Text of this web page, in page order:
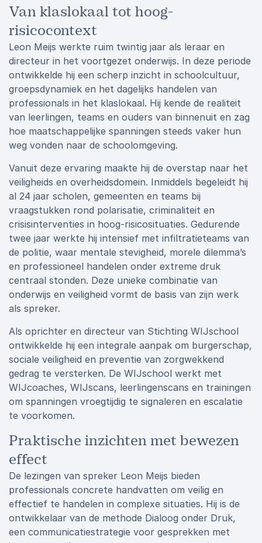
Van klaslokaal tot hoog-
risicocontext
Leon Meijs werkte ruim twintig jaar als leraar en
directeur in het voortgezet onderwijs. In deze periode
ontwikkelde hij een scherp inzicht in schoolcultuur,
groepsdynamiek en het dagelijks handelen van
professionals in het klaslokaal. Hij kende de realiteit
van leerlingen, teams en ouders van binnenuit en zag
hoe maatschappelijke spanningen steeds vaker hun
weg vonden naar de schoolomgeving.
Vanuit deze ervaring maakte hij de overstap naar het
veiligheids en overheidsdomein. Inmiddels begeleidt hij
al 24 jaar scholen, gemeenten en teams bij
vraagstukken rond polarisatie, criminaliteit en
crisisinterventies in hoog-risicosituaties. Gedurende
twee jaar werkte hij intensief met infiltratieteams van
de politie, waar mentale stevigheid, morele dilemma’s
en professioneel handelen onder extreme druk
centraal stonden. Deze unieke combinatie van
onderwijs en veiligheid vormt de basis van zijn werk
als spreker.
Als oprichter en directeur van Stichting WIJschool
ontwikkelde hij een integrale aanpak om burgerschap,
sociale veiligheid en preventie van zorgwekkend
gedrag te versterken. De WIJschool werkt met
WIJcoaches, WIJscans, leerlingenscans en trainingen
om spanningen vroegtijdig te signaleren en escalatie
te voorkomen.
Praktische inzichten met bewezen
effect
De lezingen van spreker Leon Meijs bieden
professionals concrete handvatten om veilig en
effectief te handelen in complexe situaties. Hij is de
ontwikkelaar van de methode Dialoog onder Druk,
een communicatiestrategie voor gesprekken met